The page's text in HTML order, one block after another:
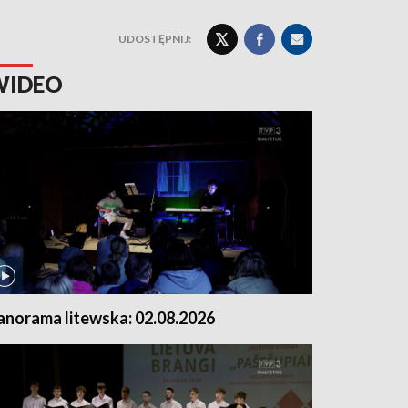
UDOSTĘPNIJ:
litewska: 02.08.2026